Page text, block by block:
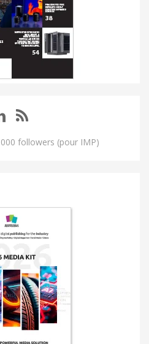
followers (pour IMP)